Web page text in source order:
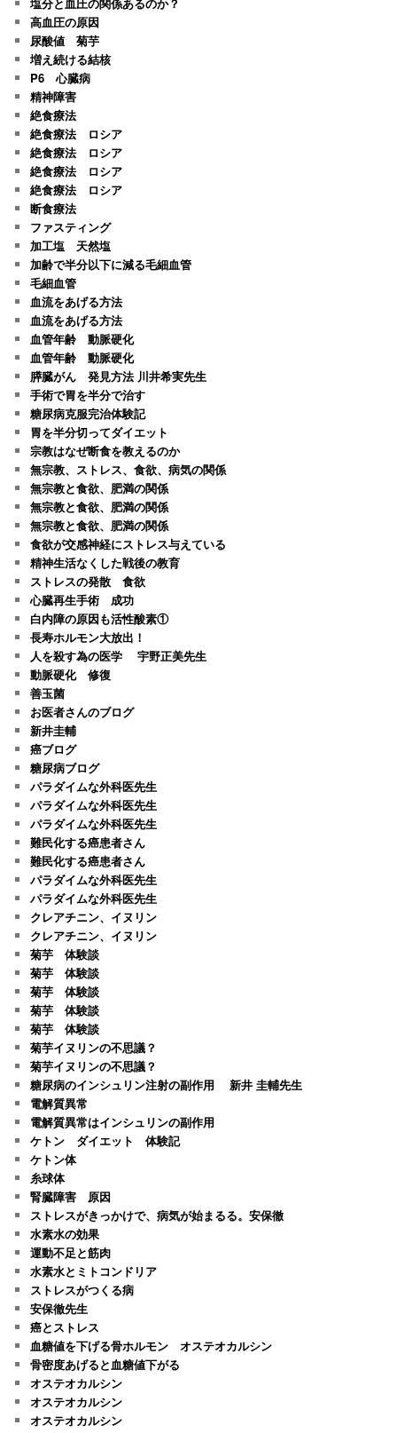
高血圧の原因
尿酸値 菊芋
増え続ける結核
P6 心臓病
精神障害
絶食療法
絶食療法 ロシア
絶食療法 ロシア
絶食療法 ロシア
絶食療法 ロシア
断食療法
ファスティング
加工塩 天然塩
加齢で半分以下に減る毛細血管
毛細血管
血流をあげる方法
血流をあげる方法
血管年齢 動脈硬化
血管年齢 動脈硬化
膵臓がん 発見方法 川井希実先生
手術で胃を半分で治す
糖尿病克服完治体験記
胃を半分切ってダイエット
宗教はなぜ断食を教えるのか
無宗教、ストレス、食欲、病気の関係
無宗教と食欲、肥満の関係
無宗教と食欲、肥満の関係
無宗教と食欲、肥満の関係
食欲が交感神経にストレス与えている
精神生活なくした戦後の教育
ストレスの発散 食欲
心臓再生手術 成功
白内障の原因も活性酸素①
長寿ホルモン大放出！
人を殺す為の医学 宇野正美先生
動脈硬化 修復
善玉菌
お医者さんのブログ
新井圭輔
癌ブログ
糖尿病ブログ
パラダイムな外科医先生
パラダイムな外科医先生
パラダイムな外科医先生
難民化する癌患者さん
難民化する癌患者さん
パラダイムな外科医先生
パラダイムな外科医先生
クレアチニン、イヌリン
クレアチニン、イヌリン
菊芋 体験談
菊芋 体験談
菊芋 体験談
菊芋 体験談
菊芋 体験談
菊芋イヌリンの不思議？
菊芋イヌリンの不思議？
糖尿病のインシュリン注射の副作用 新井 圭輔先生
電解質異常
電解質異常はインシュリンの副作用
ケトン ダイエット 体験記
ケトン体
糸球体
腎臓障害 原因
ストレスがきっかけで、病気が始まるる。安保徹
水素水の効果
運動不足と筋肉
水素水とミトコンドリア
ストレスがつくる病
安保徹先生
癌とストレス
血糖値を下げる骨ホルモン オステオカルシン
骨密度あげると血糖値下がる
オステオカルシン
オステオカルシン
オステオカルシン